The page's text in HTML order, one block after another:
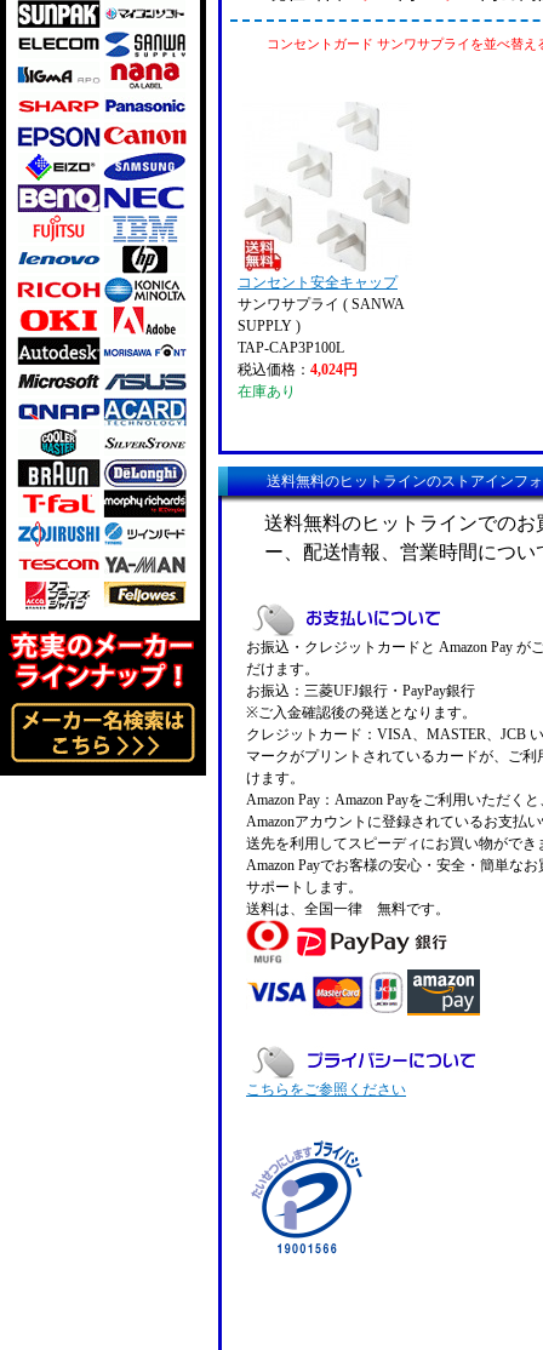
コンセントガード サンワサプライを並べ替え
コンセント安全キャップ
サンワサプライ ( SANWA
SUPPLY )
TAP-CAP3P100L
税込価格： 4,024円
在庫あり
送料無料のヒットラインのストアインフ
送料無料のヒットラインでの
ー、配送情報、営業時間につ
お振込・クレジットカードと Amazon Pay が
だけます。
お振込：三菱UFJ銀行・PayPay銀行
※ご入金確認後の発送となります。
クレジットカード：VISA、MASTER、JCB
マークがプリントされているカードが、ご利
けます。
Amazon Pay：Amazon Payをご利用いただく
Amazonアカウントに登録されているお支払
送先を利用してスピーディにお買い物ができ
Amazon Payでお客様の安心・安全・簡単な
サポートします。
送料は、全国一律 無料です。
こちらをご参照ください